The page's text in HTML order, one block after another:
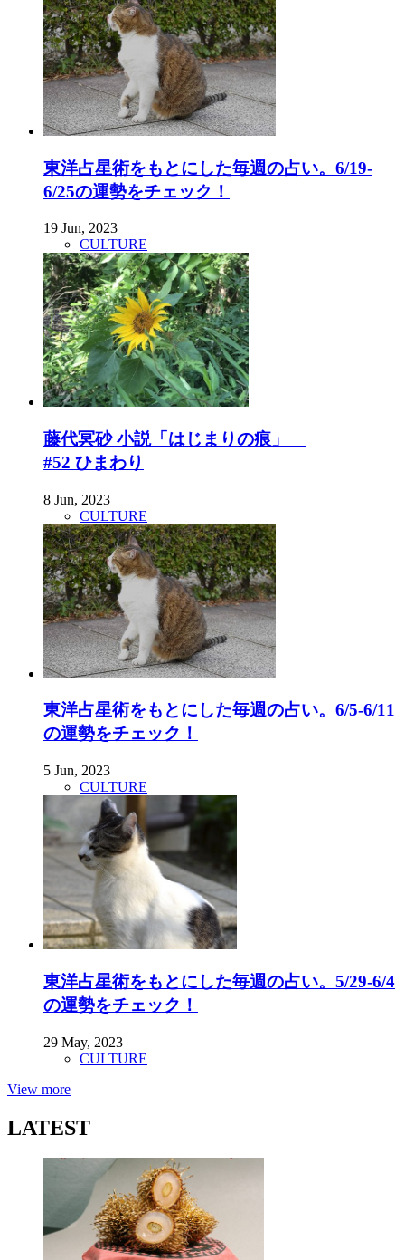
東洋占星術をもとにした毎週の占い。6/19-
6/25の運勢をチェック！
19 Jun, 2023
CULTURE
藤代冥砂 小説「はじまりの痕」
#52 ひまわり
8 Jun, 2023
CULTURE
東洋占星術をもとにした毎週の占い。6/5-6/11
の運勢をチェック！
5 Jun, 2023
CULTURE
東洋占星術をもとにした毎週の占い。5/29-6/4
の運勢をチェック！
29 May, 2023
CULTURE
View more
LATEST